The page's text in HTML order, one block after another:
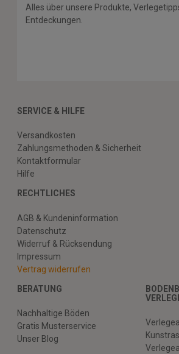
Alles über unsere Produkte,
Entdeckungen.
SERVICE & HILFE
Versandkosten
Zahlungsmethoden & Sicherheit
Kontaktformular
Hilfe
RECHTLICHES
AGB & Kundeninformation
Datenschutz
Widerruf & Rücksendung
Impressum
Vertrag widerrufen
BERATUNG
Nachhaltige Böden
Gratis Musterservice
Unser Blog